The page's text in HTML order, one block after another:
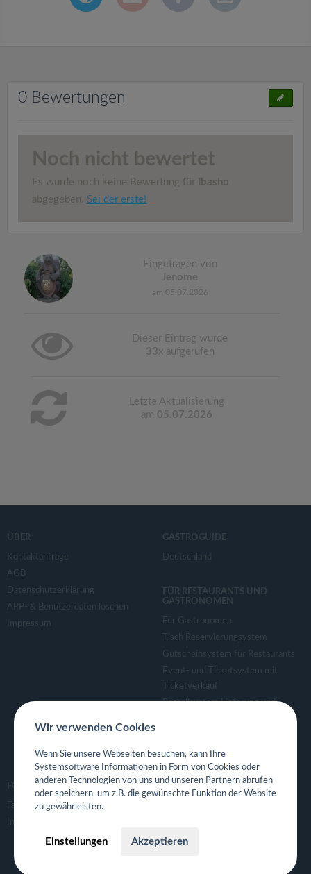
0 Bewertungen
Noch nicht bewertet
Es wurde noch keine Bewertung für
Ibasho
abgegeben. Sei der erste!
Eingetragen von
Jenome
am 05.07.2026
Dieser Eintrag wurde
33x aufgerufen
Letzte Aktualisierung
am 05.07.2026
ÜBER
Kontaktanfrage
AGB
Datenschutzerklärung
APP- & Benutzerdaten löschen
Impressum
GASTROGUIDE
Deutschland
FÜR RESTAURANTS UND
GASTRONOMEN
Für Gastronomen
Tisch Reservierungsystem
Gutscheinsystem für Restaurants
Event- und Ticketsystem mit
Ticketverkauf
Bestellsystem Lieferung und
Eigene App für Restaurant
FOLGE UNS
Facebook
Instagram
Wir verwenden Cookies
Wenn Sie unsere Webseiten besuchen, kann Ihre
Systemsoftware Informationen in Form von Cookies oder
anderen Technologien von uns und unseren Partnern abrufen
oder speichern, um z.B. die gewünschte Funktion der Website
zu gewährleisten.
Einstellungen Akzeptieren